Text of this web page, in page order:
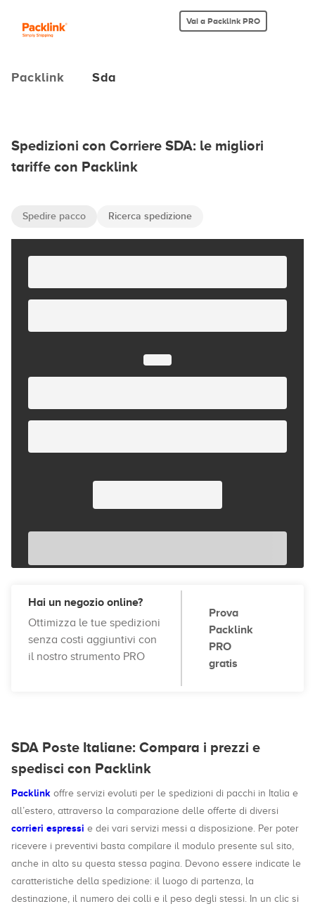
Vai a Packlink PRO
Packlink Sda
Spedizioni con Corriere SDA: le migliori
tariffe con Packlink
Spedire pacco Ricerca spedizione
Hai un negozio online?
Ottimizza le tue spedizioni
senza costi aggiuntivi con
il nostro strumento PRO
Prova
Packlink
PRO
gratis
SDA Poste Italiane: Compara i prezzi e
spedisci con Packlink
Packlink offre servizi evoluti per le spedizioni di pacchi in Italia e
all’estero, attraverso la comparazione delle offerte di diversi
corrieri espressi e dei vari servizi messi a disposizione. Per poter
ricevere i preventivi basta compilare il modulo presente sul sito,
anche in alto su questa stessa pagina. Devono essere indicate le
caratteristiche della spedizione: il luogo di partenza, la
destinazione, il numero dei colli e il peso degli stessi. In un clic si